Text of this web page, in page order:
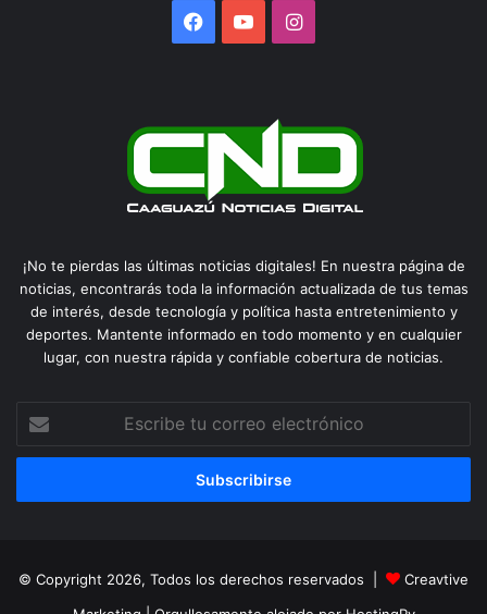
Facebook
YouTubeInstagram
¡No te pierdas las últimas noticias digitales! En nuestra página de
noticias, encontrarás toda la información actualizada de tus temas
de interés, desde tecnología y política hasta entretenimiento y
deportes. Mantente informado en todo momento y en cualquier
lugar, con nuestra rápida y confiable cobertura de noticias.
correo
© Copyright 2026, Todos los derechos reservados |
Creavtive